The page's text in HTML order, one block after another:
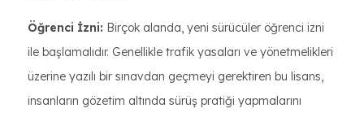
Öğrenci İzni: Birçok alanda, yeni sürücüler öğrenci izni
ile başlamalıdır. Genellikle trafik yasaları ve yönetmelikleri
üzerine yazılı bir sınavdan geçmeyi gerektiren bu lisans,
insanların gözetim altında sürüş pratiği yapmalarını